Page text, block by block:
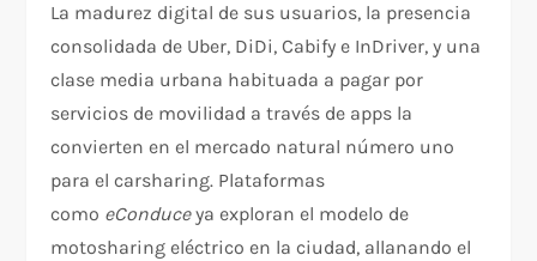
La madurez digital de sus usuarios, la presencia
consolidada de Uber, DiDi, Cabify e InDriver, y una
clase media urbana habituada a pagar por
servicios de movilidad a través de apps la
convierten en el mercado natural número uno
para el carsharing. Plataformas
como eConduceya exploran el modelo de
motosharing eléctrico en la ciudad, allanando el